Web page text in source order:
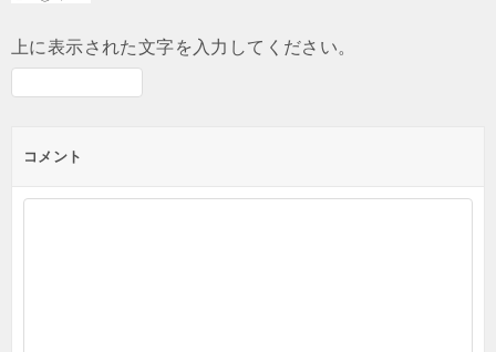
上に表示された文字を入力してください。
コメント